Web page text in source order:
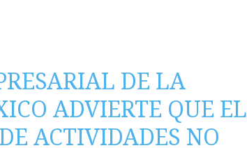
DE LA
ADVIERTE QUE EL
ACTIVIDADES NO